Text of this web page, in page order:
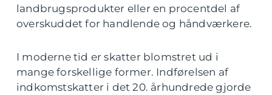
landbrugsprodukter eller en procentdel af
overskuddet for handlende og håndværkere.
I moderne tid er skatter blomstret ud i
mange forskellige former. Indførelsen af
indkomstskatter i det 20. århundrede gjorde